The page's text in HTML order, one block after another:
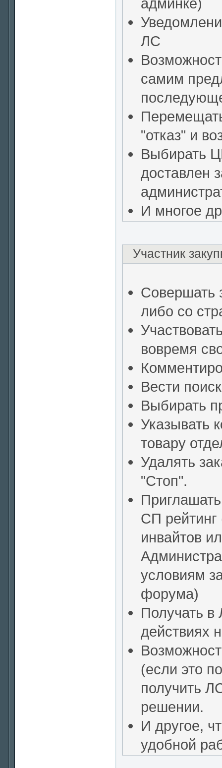
ЛС
самим
"отказ" и
Выбирать
доставлен
И многое
Участник
Совершать
либо со
вовремя
Вести
Выбирать
Указывать
товару
Удалять
"Стоп".
СП
инвайтов
условиям
форума)
Получать
действиях
(если это
получить
решении.
И другое,
удобной